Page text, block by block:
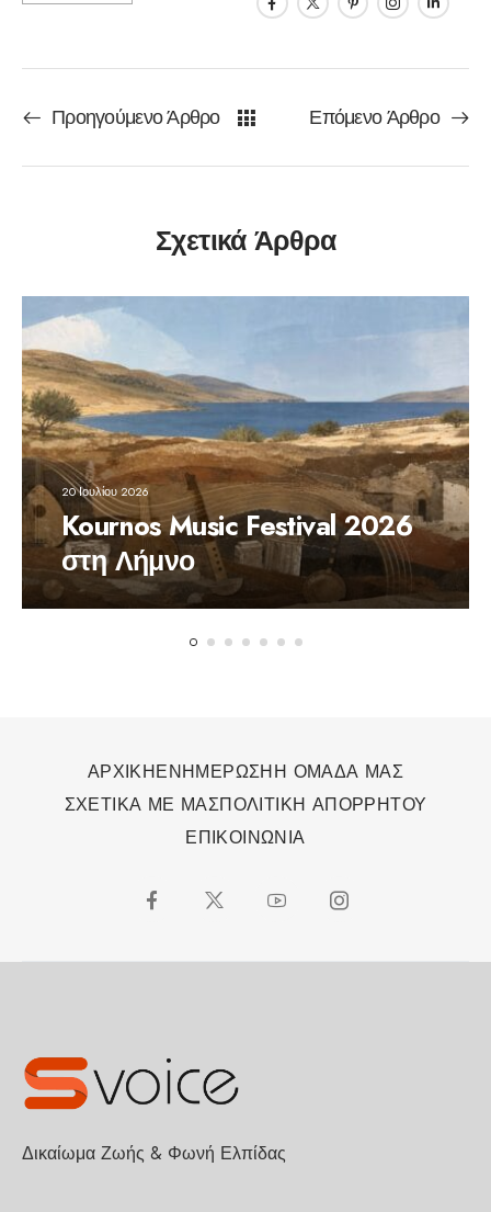
Προηγούμενο Άρθρο Επόμενο Άρθρο
Σχετικά Άρθρα
20 Ιουλίου 2026
Kournos Music Festival 2026
στη Λήμνο
ΑΡΧΙΚΗΕΝΗΜΕΡΩΣΗΗ ΟΜΑΔΑ ΜΑΣ
ΣΧΕΤΙΚΑ ΜΕ ΜΑΣΠΟΛΙΤΙΚΗ ΑΠΟΡΡΗΤΟΥ
ΕΠΙΚΟΙΝΩΝΙΑ
Δικαίωμα Ζωής & Φωνή Ελπίδας